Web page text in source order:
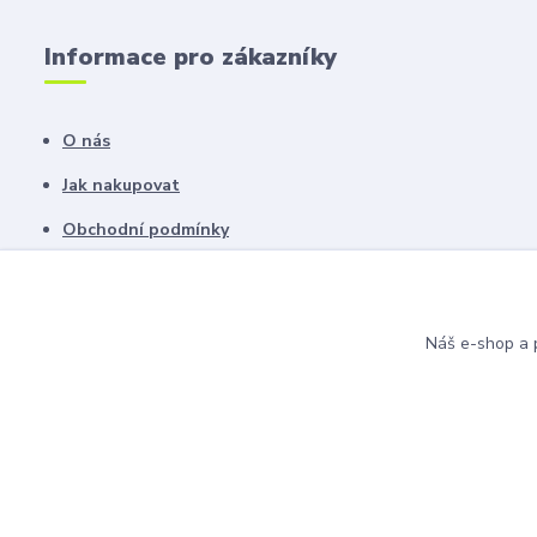
Informace pro zákazníky
O nás
Jak nakupovat
Obchodní podmínky
Náš e-shop a